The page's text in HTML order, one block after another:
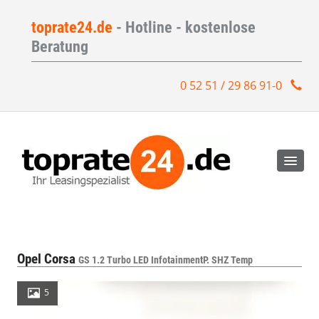
toprate24.de - Hotline - kostenlose
Beratung
0 52 51 / 29 86 91-0
Opel Corsa GS 1.2 Turbo LED InfotainmentP. SHZ Temp
5